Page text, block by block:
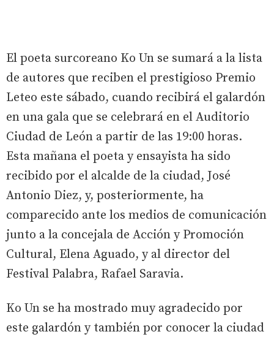
El poeta surcoreano Ko Un se sumará a la lista
de autores que reciben el prestigioso Premio
Leteo este sábado, cuando recibirá el galardón
en una gala que se celebrará en el Auditorio
Ciudad de León a partir de las 19:00 horas.
Esta mañana el poeta y ensayista ha sido
recibido por el alcalde de la ciudad, José
Antonio Diez, y, posteriormente, ha
comparecido ante los medios de comunicación
junto a la concejala de Acción y Promoción
Cultural, Elena Aguado, y al director del
Festival Palabra, Rafael Saravia.
Ko Un se ha mostrado muy agradecido por
este galardón y también por conocer la ciudad